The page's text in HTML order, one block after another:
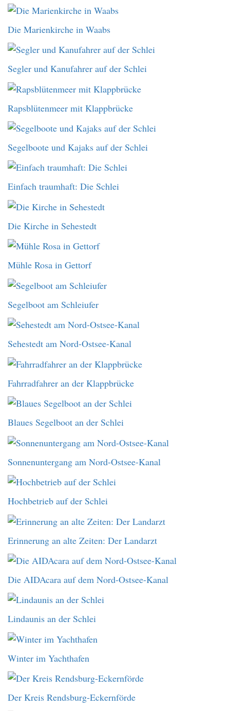
Die Marienkirche in Waabs
Segler und Kanufahrer auf der Schlei
Rapsblütenmeer mit Klappbrücke
Segelboote und Kajaks auf der Schlei
Einfach traumhaft: Die Schlei
Die Kirche in Sehestedt
Mühle Rosa in Gettorf
Segelboot am Schleiufer
Sehestedt am Nord-Ostsee-Kanal
Fahrradfahrer an der Klappbrücke
Blaues Segelboot an der Schlei
Sonnenuntergang am Nord-Ostsee-Kanal
Hochbetrieb auf der Schlei
Erinnerung an alte Zeiten: Der Landarzt
Die AIDAcara auf dem Nord-Ostsee-Kanal
Lindaunis an der Schlei
Winter im Yachthafen
Der Kreis Rendsburg-Eckernförde